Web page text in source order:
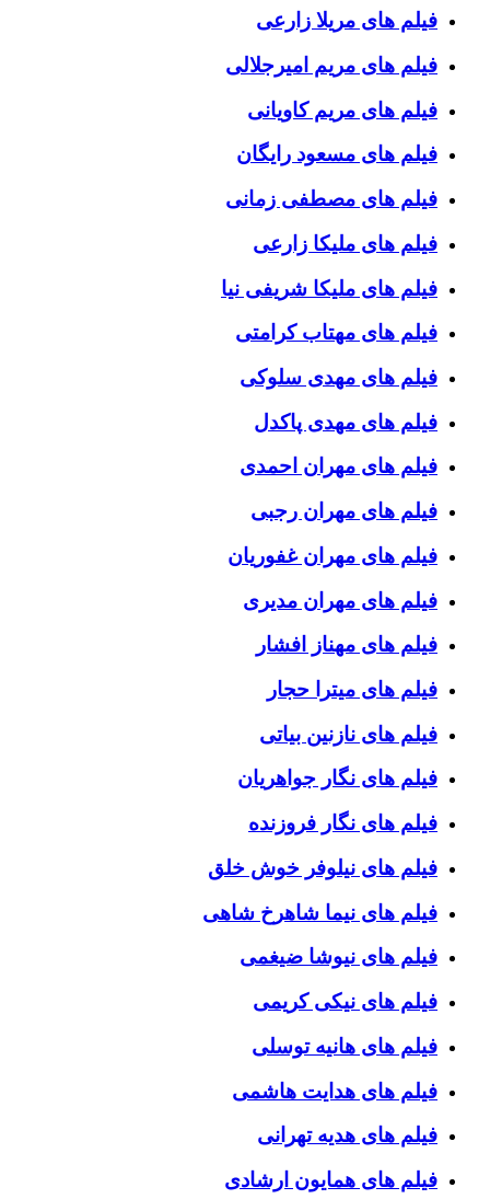
فیلم های مریلا زارعی
فیلم های مریم امیرجلالی
فیلم های مریم کاویانی
فیلم های مسعود رایگان
فیلم های مصطفی زمانی
فیلم های ملیکا زارعی
فیلم های ملیکا شریفی نیا
فیلم های مهتاب کرامتی
فیلم های مهدی سلوکی
فیلم های مهدی پاکدل
فیلم های مهران احمدی
فیلم های مهران رجبی
فیلم های مهران غفوریان
فیلم های مهران مدیری
فیلم های مهناز افشار
فیلم های میترا حجار
فیلم های نازنین بیاتی
فیلم های نگار جواهریان
فیلم های نگار فروزنده
فیلم های نیلوفر خوش خلق
فیلم های نیما شاهرخ شاهی
فیلم های نیوشا ضیغمی
فیلم های نیکی کریمی
فیلم های هانیه توسلی
فیلم های هدایت هاشمی
فیلم های هدیه تهرانی
فیلم های همایون ارشادی